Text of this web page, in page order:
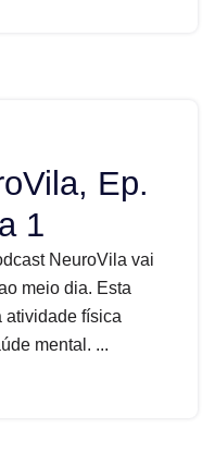
Ep.
1
NeuroVila vai
meio dia. Esta
atividade física
mental. ...